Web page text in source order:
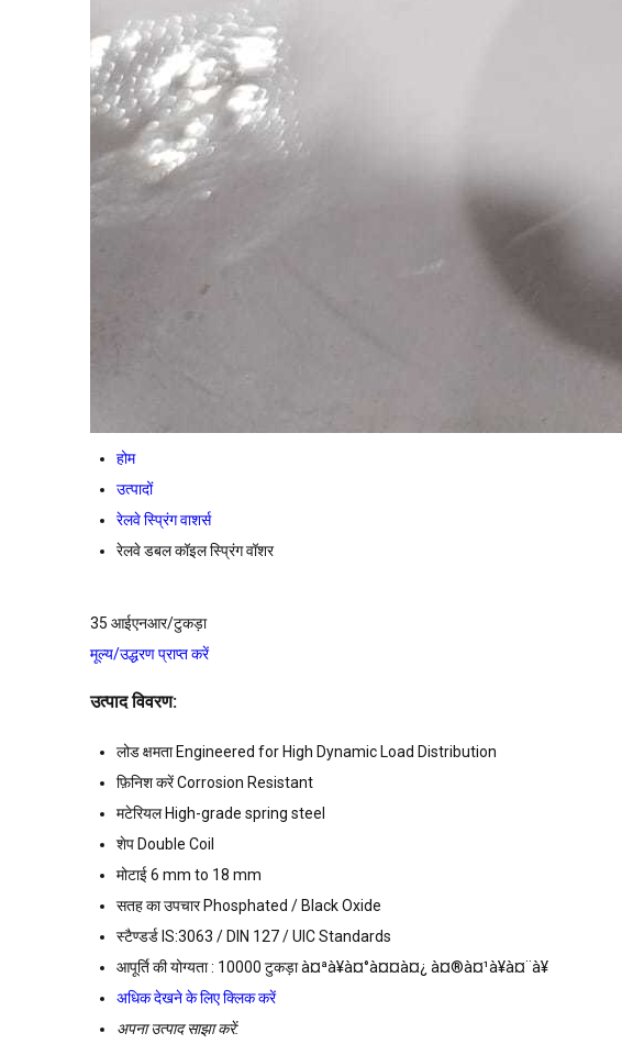
होम
उत्पादों
रेलवे स्प्रिंग वाशर्स
रेलवे डबल कॉइल स्प्रिंग वॉशर
35 आईएनआर/टुकड़ा
मूल्य/उद्धरण प्राप्त करें
उत्पाद विवरण:
लोड क्षमता Engineered for High Dynamic Load Distribution
फ़िनिश करेंCorrosion Resistant
मटेरियल High-grade spring steel
शेप Double Coil
मोटाई6 mm to 18 mm
सतह का उपचार Phosphated / Black Oxide
स्टैण्डर्ड IS:3063 / DIN 127 / UIC Standards
आपूर्ति की योग्यता : 10000 टुकड़ा à¤ªà¥à¤°à¤¤à¤¿ à¤®à¤¹à¥à¤¨à¥
अधिक देखने के लिए क्लिक करें
अपना उत्पाद साझा करें: